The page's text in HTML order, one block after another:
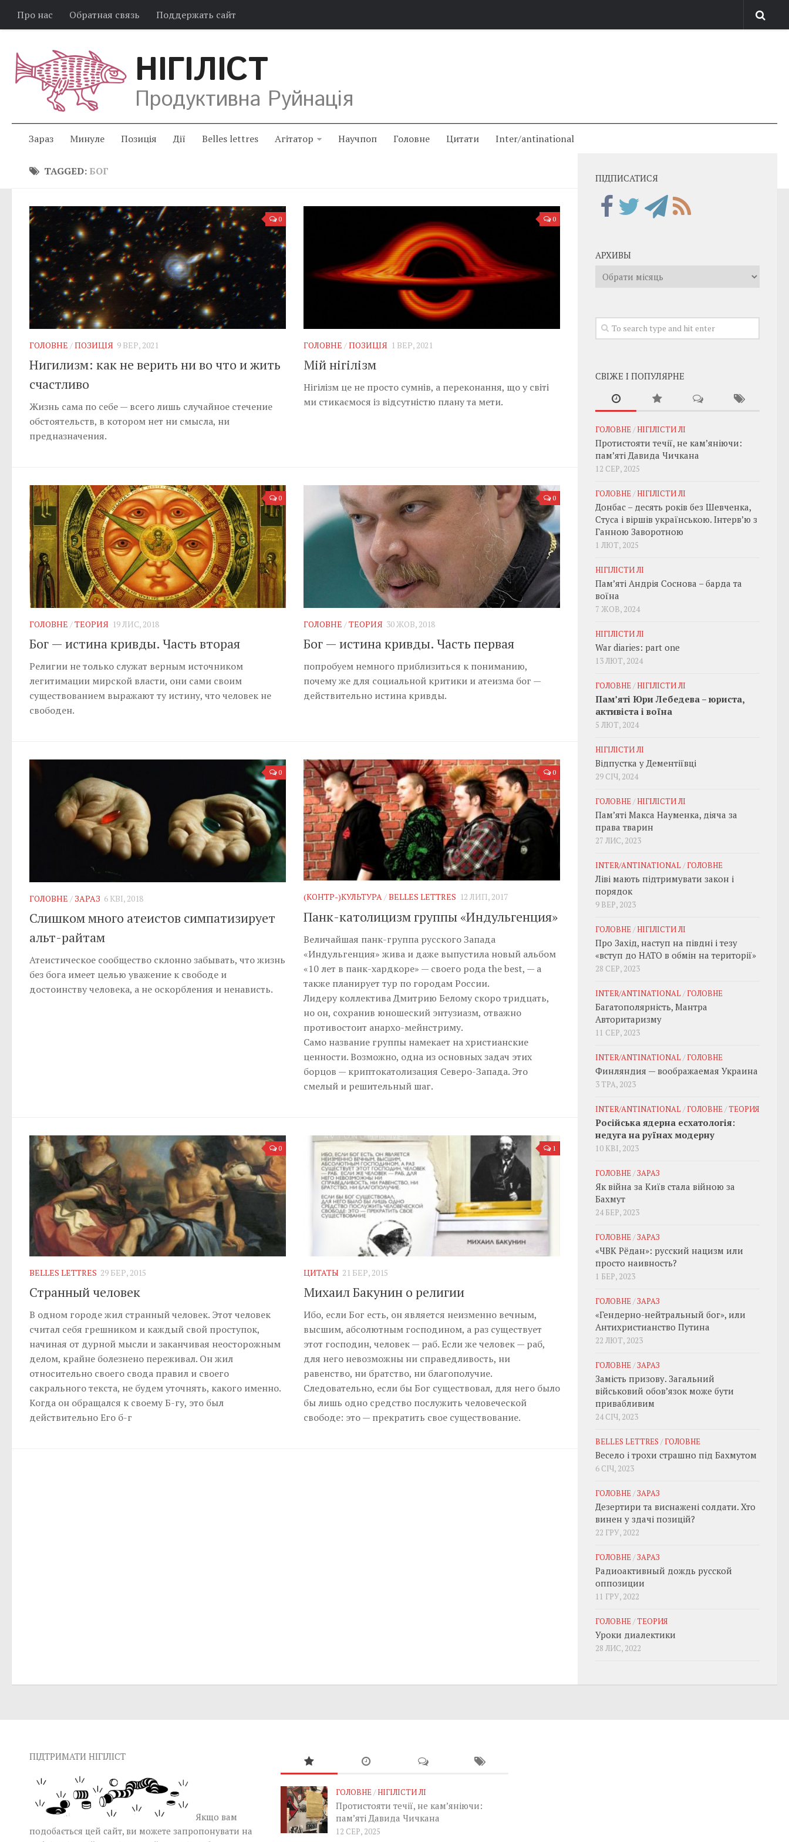
Про нас Обратная связь Поддержать сайт
НІГІЛІСТ
Продуктивна Руйнація
Зараз Минуле Позиція Дії Belles lettres Агітатор Научпоп Головне Цитати Inter/antinational
TAGGED: БОГ
0
ГОЛОВНЕ /ПОЗИЦІЯ 9 ВЕР, 2021
Нигилизм: как не верить ни во что и жить
счастливо
Жизнь сама по себе — всего лишь случайное стечение
обстоятельств, в котором нет ни смысла, ни
предназначения.
0
ГОЛОВНЕ /ПОЗИЦІЯ 1 ВЕР, 2021
Мій нігілізм
Нігілізм це не просто сумнів, а переконання, що у світі
ми стикаємося із відсутністю плану та мети.
0
ГОЛОВНЕ /ТЕОРИЯ 19 ЛИС, 2018
Бог — истина кривды. Часть вторая
Религии не только служат верным источником
легитимации мирской власти, они сами своим
существованием выражают ту истину, что человек не
свободен.
0
ГОЛОВНЕ /ТЕОРИЯ 30 ЖОВ, 2018
Бог — истина кривды. Часть первая
попробуем немного приблизиться к пониманию,
почему же для социальной критики и атеизма бог —
действительно истина кривды.
0
ГОЛОВНЕ / ЗАРАЗ 6 КВІ, 2018
Слишком много атеистов симпатизирует
альт-райтам
Атеистическое сообщество склонно забывать, что жизнь
без бога имеет целью уважение к свободе и
достоинству человека, а не оскорбления и ненависть.
0
(КОНТР-)КУЛЬТУРА/BELLES LETTRES 12 ЛИП, 2017
Панк-католицизм группы «Индульгенция»
Величайшая панк-группа русского Запада
«Индульгенция» жива и даже выпустила новый альбом
«10 лет в панк-хардкоре» — своего рода the best, — а
также планирует тур по городам России.
Лидеру коллектива Дмитрию Белому скоро тридцать,
но он, сохранив юношеский энтузиазм, отважно
противостоит анархо-мейнстриму.
Само название группы намекает на христианские
ценности. Возможно, одна из основных задач этих
борцов — криптокатолизация Северо-Запада. Это
смелый и решительный шаг.
0
BELLES LETTRES 29 БЕР, 2015
Странный человек
В одном городе жил странный человек. Этот человек
считал себя грешником и каждый свой проступок,
начиная от дурной мысли и заканчивая неосторожным
делом, крайне болезнено переживал. Он жил
относительно своего свода правил и своего
сакрального текста, не будем уточнять, какого именно.
Когда он обращался к своему Б-гу, это был
действительно Его б-г
1
ЦИТАТЫ 21 БЕР, 2015
Михаил Бакунин о религии
Ибо, если Бог есть, он является неизменно вечным,
высшим, абсолютным господином, а раз существует
этот господин, человек — раб. Если же человек — раб,
для него невозможны ни справедливость, ни
равенство, ни братство, ни благополучие.
Следовательно, если бы Бог существовал, для него было
бы лишь одно средство послужить человеческой
свободе: это — прекратить свое существование.
ПІДПИСАТИСЯ
АРХИВЫ
Архивы
СВІЖЕ І ПОПУЛЯРНЕ
ГОЛОВНЕ/НІГІЛІСТИ ЛІ
Протистояти течії, не кам’яніючи:
пам’яті Давида Чичкана
12 СЕР, 2025
ГОЛОВНЕ/НІГІЛІСТИ ЛІ
Донбас – десять років без Шевченка,
Стуса і віршів українською. Інтерв’ю з
Ганною Заворотною
1 ЛЮТ, 2025
НІГІЛІСТИ ЛІ
Пам’яті Андрія Соснова – барда та
воїна
7 ЖОВ, 2024
НІГІЛІСТИ ЛІ
War diaries: part one
13 ЛЮТ, 2024
ГОЛОВНЕ/НІГІЛІСТИ ЛІ
Пам’яті Юри Лебедева – юриста,
активіста і воїна
5 ЛЮТ, 2024
НІГІЛІСТИ ЛІ
Відпустка у Дементіївці
29 СІЧ, 2024
ГОЛОВНЕ/НІГІЛІСТИ ЛІ
Пам’яті Макса Науменка, діяча за
права тварин
27 ЛИС, 2023
INTER/ANTINATIONAL/ГОЛОВНЕ
Ліві мають підтримувати закон і
порядок
9 ВЕР, 2023
ГОЛОВНЕ/НІГІЛІСТИ ЛІ
Про Захід, наступ на півдні і тезу
«вступ до НАТО в обмін на території»
28 СЕР, 2023
INTER/ANTINATIONAL/ГОЛОВНЕ
Багатополярність, Мантра
Авторитаризму
11 СЕР, 2023
INTER/ANTINATIONAL/ГОЛОВНЕ
Финляндия — воображаемая Украина
3 ТРА, 2023
INTER/ANTINATIONAL/ГОЛОВНЕ/ТЕОРИЯ
Російська ядерна есхатологія:
недуга на руїнах модерну
10 КВІ, 2023
ГОЛОВНЕ/ЗАРАЗ
Як війна за Київ стала війною за
Бахмут
24 БЕР, 2023
ГОЛОВНЕ/ЗАРАЗ
«ЧВК Рёдан»: русский нацизм или
просто наивность?
1 БЕР, 2023
ГОЛОВНЕ/ЗАРАЗ
«Гендерно-нейтральный бог», или
Антихристианство Путина
22 ЛЮТ, 2023
ГОЛОВНЕ/ЗАРАЗ
Замість призову. Загальний
військовий обовʼязок може бути
привабливим
24 СІЧ, 2023
BELLES LETTRES /ГОЛОВНЕ
Весело і трохи страшно під Бахмутом
6 СІЧ, 2023
ГОЛОВНЕ/ЗАРАЗ
Дезертири та виснажені солдати. Хто
винен у здачі позицій?
22 ГРУ, 2022
ГОЛОВНЕ/ЗАРАЗ
Радиоактивный дождь русской
оппозиции
11 ГРУ, 2022
ГОЛОВНЕ/ТЕОРИЯ
Уроки диалектики
28 ЛИС, 2022
ПІДТРИМАТИ НІГІЛІСТ
Якщо вам
подобається цей сайт, ви можете запропонувати на
ГОЛОВНЕ/НІГІЛІСТИ ЛІ
Протистояти течії, не кам’яніючи:
пам’яті Давида Чичкана
12 СЕР, 2025